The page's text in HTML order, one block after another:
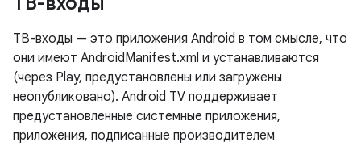
ТВ-входы — это приложения Android в том смысле, что
они имеют AndroidManifest.xml и устанавливаются
(через Play, предустановлены или загружены
неопубликовано). Android TV поддерживает
предустановленные системные приложения,
приложения, подписанные производителем